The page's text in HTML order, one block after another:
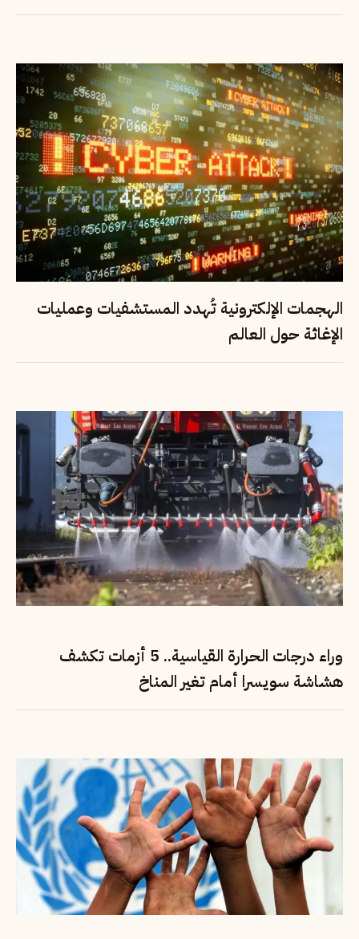
الهجمات الإلكترونية تُهدد المستشفيات وعمليات
الإغاثة حول العالم
وراء درجات الحرارة القياسية.. 5 أزمات تكشف
هشاشة سويسرا أمام تغير المناخ